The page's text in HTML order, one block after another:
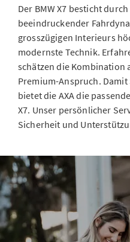
Der BMW X7 besticht
beeindruckender
grosszügigen Interieurs
modernste Technik.
schätzen die Kombination
Premium-Anspruch.
bietet die AXA die
X7. Unser persönlicher
Sicherheit und